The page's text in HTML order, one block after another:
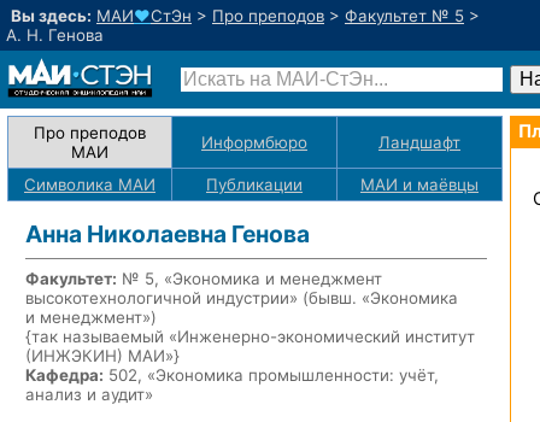
Вы здесь: МАИ♥СтЭн > Про преподов > Факультет № 5 >
А. Н. Генова
Про преподов
МАИ
Информбюро Ландшафт
Символика МАИ Публикации МАИ и маёвцы
Анна Николаевна Генова
Факультет: № 5, «Экономика и менеджмент
высокотехнологичной индустрии» (бывш. «Экономика
и менеджмент»)
{так называемый «Инженерно-экономический институт
(ИНЖЭКИН) МАИ»}
Кафедра: 502, «Экономика промышленности: учёт,
анализ и аудит»